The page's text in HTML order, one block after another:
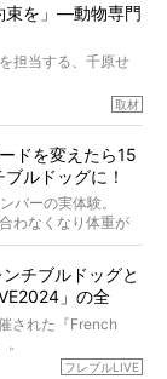
とも」さんに、愛
。
きで心霊分野の知
ゃはどうすればい
やお線香は喜んで
したことを知る方
、むしろ心がスッ
束を」―動物専門
担当する、千原せ
活躍も目覚ましい
。
門僧侶という道を
うべきなのか。
取材
ドを変えたら15
ルドッグに！
バーの実体験。
わなくなり体重が
せいですね…」と言
、我が家に届いたの
でした。
つづけて二年、愛
しています。
隠さず、時系列で
チブルドッグと
」の全
された『French
グと7,000人のフレ
フレブルLIVE